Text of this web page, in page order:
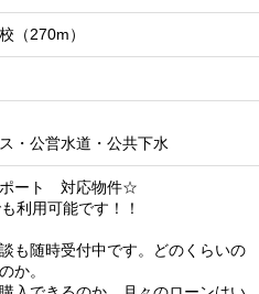
（270m）
・公営水道・公共下水
ート 対応物件☆
利用可能です！！
も随時受付中です。どのくらいの
か。